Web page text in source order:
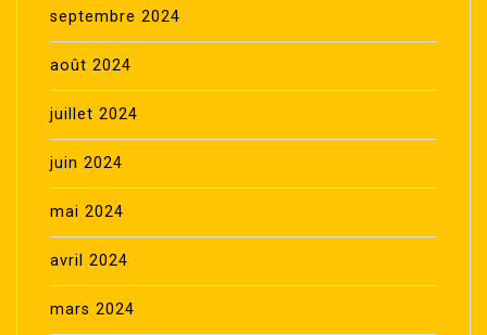
septembre 2024
août 2024
juillet 2024
juin 2024
mai 2024
avril 2024
mars 2024